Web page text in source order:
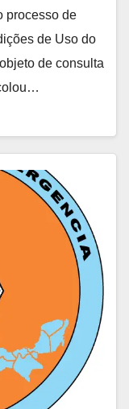
processo de
de Uso do
de consulta